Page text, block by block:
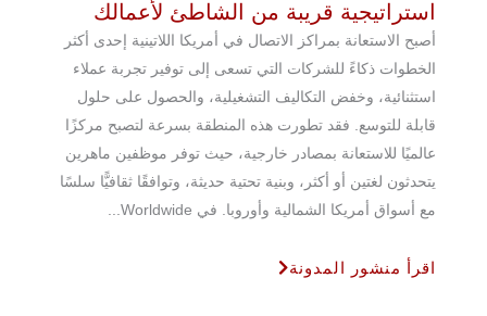
استراتيجية قريبة من الشاطئ لأعمالك
أصبح الاستعانة بمراكز الاتصال في أمريكا اللاتينية إحدى أكثر
الخطوات ذكاءً للشركات التي تسعى إلى توفير تجربة عملاء
استثنائية، وخفض التكاليف التشغيلية، والحصول على حلول
قابلة للتوسع. فقد تطورت هذه المنطقة بسرعة لتصبح مركزًا
عالميًا للاستعانة بمصادر خارجية، حيث توفر موظفين ماهرين
يتحدثون لغتين أو أكثر، وبنية تحتية حديثة، وتوافقًا ثقافيًّا سلسًا
مع أسواق أمريكا الشمالية وأوروبا. في Worldwide...
اقرأ منشور المدونة